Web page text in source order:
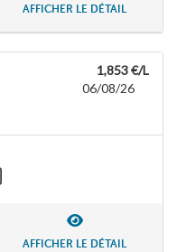
AFFICHER LE DÉTAIL
1,853 €/L
06/08/26
AFFICHER LE DÉTAIL